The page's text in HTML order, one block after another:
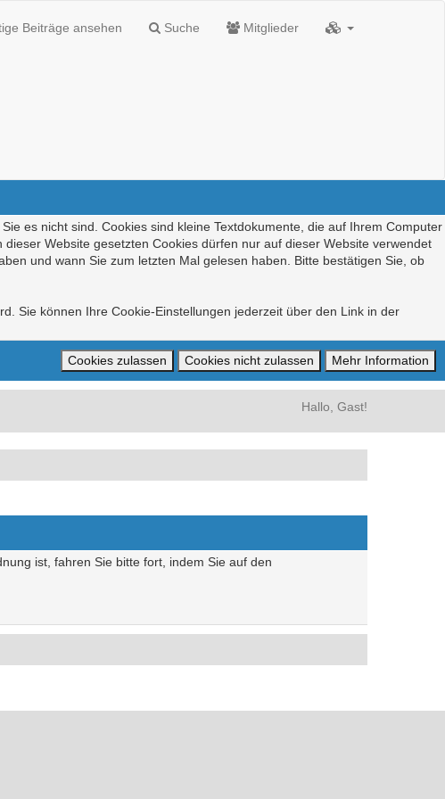
Beiträge ansehen Suche Mitglieder
es nicht sind. Cookies sind kleine Textdokumente, die auf Ihrem Computer
Website gesetzten Cookies dürfen nur auf dieser Website verwendet
und wann Sie zum letzten Mal gelesen haben. Bitte bestätigen Sie, ob
Sie können Ihre Cookie-Einstellungen jederzeit über den Link in der
Hallo, Gast!
ist, fahren Sie bitte fort, indem Sie auf den